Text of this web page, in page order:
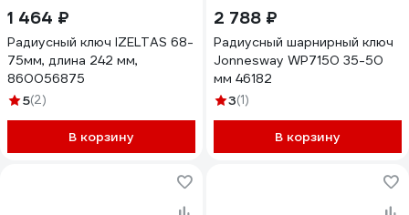
1 464 ₽
Радиусный ключ IZELTAS 68-
75мм, длина 242 мм,
860056875
5(2)
В корзину
2 788 ₽
Радиусный шарнирный ключ
Jonnesway WP7150 35-50
мм 46182
3(1)
В корзину